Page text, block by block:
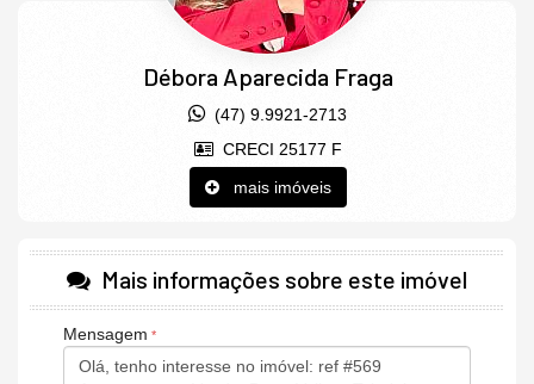
Débora Aparecida Fraga
(47) 9.9921-2713
CRECI 25177 F
mais imóveis
Mais informações sobre este imóvel
Mensagem